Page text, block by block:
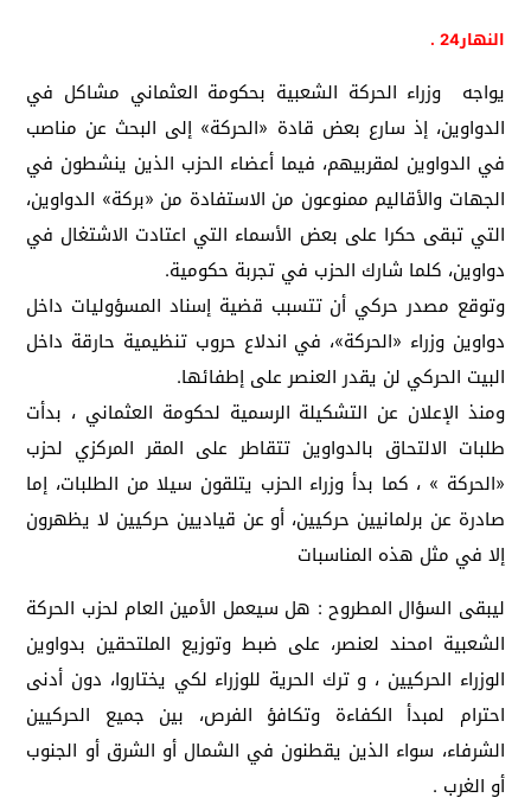
النهار24 .
يواجه وزراء الحركة الشعبية بحكومة العثماني مشاكل في
الدواوين، إذ سارع بعض قادة «الحركة» إلى البحث عن مناصب
في الدواوين لمقربيهم، فيما أعضاء الحزب الذين ينشطون في
الجهات والأقاليم ممنوعون من الاستفادة من «بركة» الدواوين،
التي تبقى حكرا على بعض الأسماء التي اعتادت الاشتغال في
دواوين، كلما شارك الحزب في تجربة حكومية.
وتوقع مصدر حركي أن تتسبب قضية إسناد المسؤوليات داخل
دواوين وزراء «الحركة»، في اندلاع حروب تنظيمية حارقة داخل
البيت الحركي لن يقدر العنصر على إطفائها.
ومنذ الإعلان عن التشكيلة الرسمية لحكومة العثماني ، بدأت
طلبات الالتحاق بالدواوين تتقاطر على المقر المركزي لحزب
«الحركة » ، كما بدأ وزراء الحزب يتلقون سيلا من الطلبات، إما
صادرة عن برلمانيين حركيين، أو عن قياديين حركيين لا يظهرون
إلا في مثل هذه المناسبات
ليبقى السؤال المطروح : هل سيعمل الأمين العام لحزب الحركة
الشعبية امحند لعنصر، على ضبط وتوزيع الملتحقين بدواوين
الوزراء الحركيين ، و ترك الحرية للوزراء لكي يختاروا، دون أدنى
احترام لمبدأ الكفاءة وتكافؤ الفرص، بين جميع الحركيين
الشرفاء، سواء الذين يقطنون في الشمال أو الشرق أو الجنوب
أو الغرب .